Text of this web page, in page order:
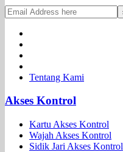
Tentang Kami
Akses Kontrol
Kartu Akses Kontrol
Wajah Akses Kontrol
Sidik Jari Akses Kontrol